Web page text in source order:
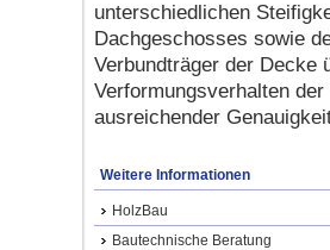
unterschiedlichen
Dachgeschosses sowie
Verbundträger der Decke
Verformungsverhalten
ausreichender
Weitere Informationen
HolzBau
Bautechnische Beratung